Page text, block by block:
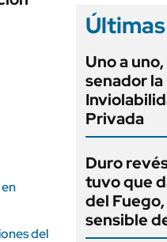
del
Uno a
senador
Privada
Duro
tuvo que
del
sensible